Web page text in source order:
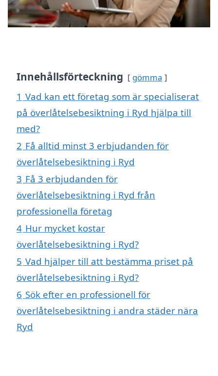
Innehållsförteckning gömma
1 Vad kan ett företag som är specialiserat
på överlåtelsebesiktning i Ryd hjälpa till
med?
2 Få alltid minst 3 erbjudanden för
överlåtelsebesiktning i Ryd
3 Få 3 erbjudanden för
överlåtelsebesiktning i Ryd från
professionella företag
4 Hur mycket kostar
överlåtelsebesiktning i Ryd?
5 Vad hjälper till att bestämma priset på
överlåtelsebesiktning i Ryd?
6 Sök efter en professionell för
överlåtelsebesiktning i andra städer nära
Ryd